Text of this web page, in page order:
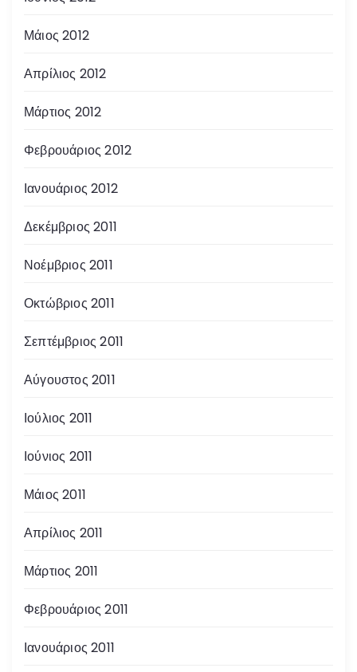
Μάιος 2012
Απρίλιος 2012
Μάρτιος 2012
Φεβρουάριος 2012
Ιανουάριος 2012
Δεκέμβριος 2011
Νοέμβριος 2011
Οκτώβριος 2011
Σεπτέμβριος 2011
Αύγουστος 2011
Ιούλιος 2011
Ιούνιος 2011
Μάιος 2011
Απρίλιος 2011
Μάρτιος 2011
Φεβρουάριος 2011
Ιανουάριος 2011